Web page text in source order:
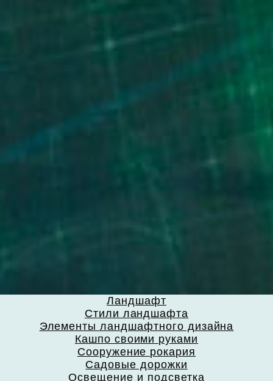
Ландшафт
Стили ландшафта
Элементы ландшафтного дизайна
Кашпо своими руками
Сооружение рокария
Садовые дорожки
Освещение и подсветка